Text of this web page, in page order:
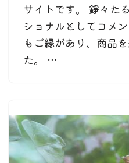
サイトです。 錚々た
ショナルとしてコメ
もご縁があり、商品
た。 …